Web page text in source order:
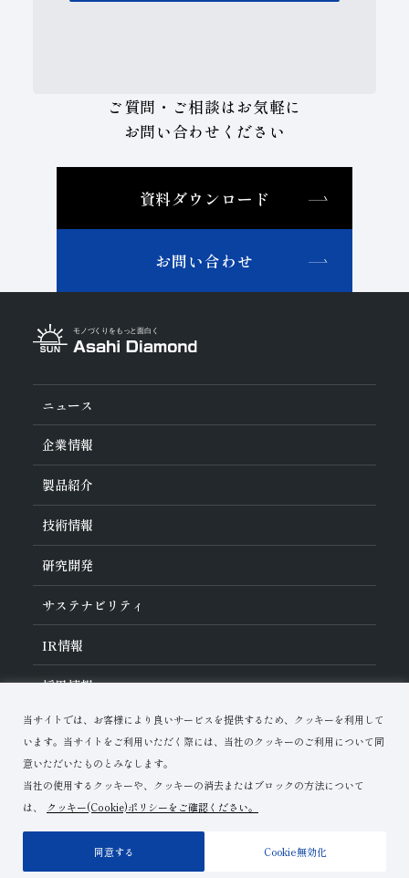
当サイトでは、お客様により良いサービスを提供するため、クッキーを利用して
います。当サイトをご利用いただく際には、当社のクッキーのご利用について同
意いただいたものとみなします。
当社の使用するクッキーや、クッキーの消去またはブロックの方法について
は、
クッキー(Cookie)ポリシーをご確認ください。
Cookie無効化
同意する
ご質問・ご相談はお気軽に
お問い合わせください
資料ダウンロード
お問い合わせ
ニュース
企業情報
旭ダイヤについて
ダイヤの輪
ご挨拶
会社概要
沿革
役員紹介
事業紹介
活動拠点
製品紹介
業種から探す
工具の種類から探す
加工方法から探す
ワークから探す
技術情報
ダイヤモンド工具・
教えて！研削工具
ご使⽤上の注意
各製品の安全な取扱いについて
トラブルシューティング
研究開発
研究開発について
対外発表一覧
イノベーションストーリー
サステナビリティ
サステナビリティポリシー
コーポレート・ガバナンス
マテリアリティ
リスクマネジメント（BCM）
環境への取り組み
IR情報
IR資料室
IRカレンダー
株式に関する諸手続き
ディスクロージャーポリシー
採用情報
資料ダウンロード
お問い合わせ
ご利用上の注意プライバシーポリシー サイトマップ
Copyright© Asahi Diamond Industrial Co.,Ltd.